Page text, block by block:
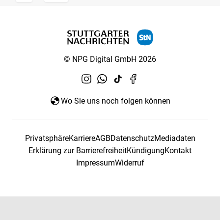
© NPG Digital GmbH 2026
Wo Sie uns noch folgen können
PrivatsphäreKarriereAGBDatenschutzMediadaten
Erklärung zur BarrierefreiheitKündigungKontakt
ImpressumWiderruf